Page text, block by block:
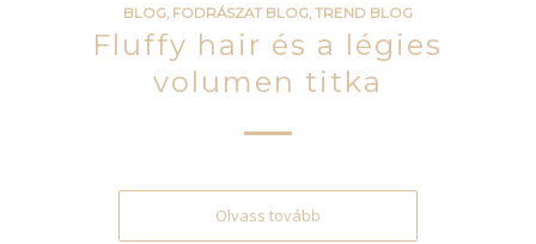
BLOG, FODRÁSZAT BLOG,TREND BLOG
Fluffy hair és a légies
volumen titka
Olvass tovább